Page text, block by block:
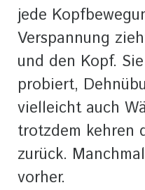
jede
Verspannung
und den Kopf.
probiert,
vielleicht auch
trotzdem kehren
zurück.
vorher.